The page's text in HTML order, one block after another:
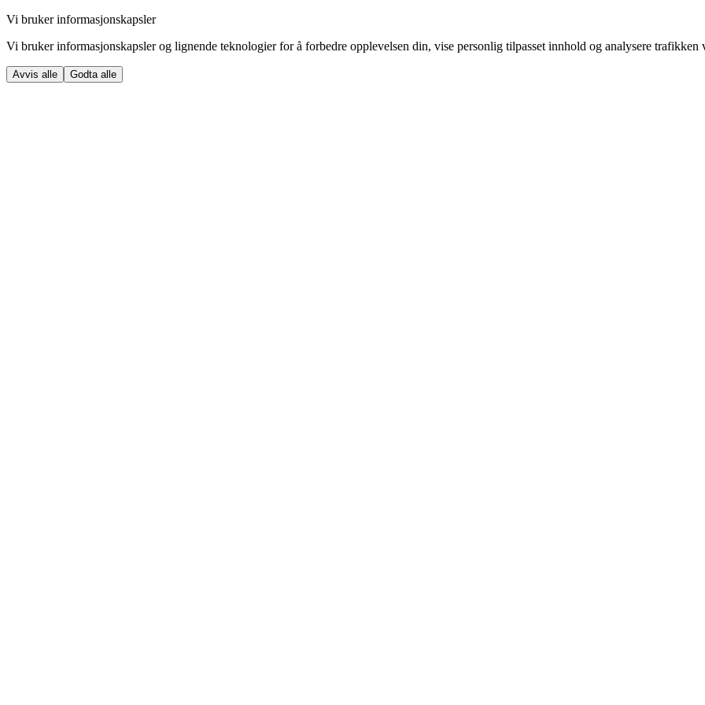
Vi bruker informasjonskapsler
Vi bruker informasjonskapsler og lignende teknologier for å forbedre opplevelsen din, vise personlig tilpasset innhold og analysere trafikken
Avvis alle Godta alle